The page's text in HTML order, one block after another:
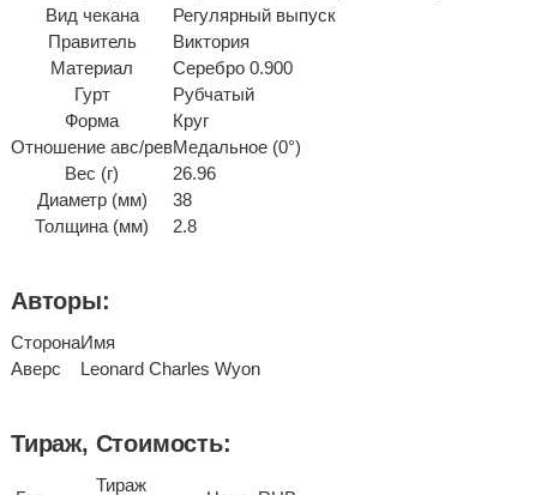
Вид чекана
Регулярный выпуск
Правитель
Виктория
Материал
Серебро 0.900
Гурт
Рубчатый
Форма
Круг
Отношение авс/ревМедальное (0°)
Вес (г)
26.96
Диаметр (мм)
38
Толщина (мм)
2.8
Авторы:
СторонаИмя
Аверс
Leonard Charles Wyon
Тираж, Стоимость:
Тираж